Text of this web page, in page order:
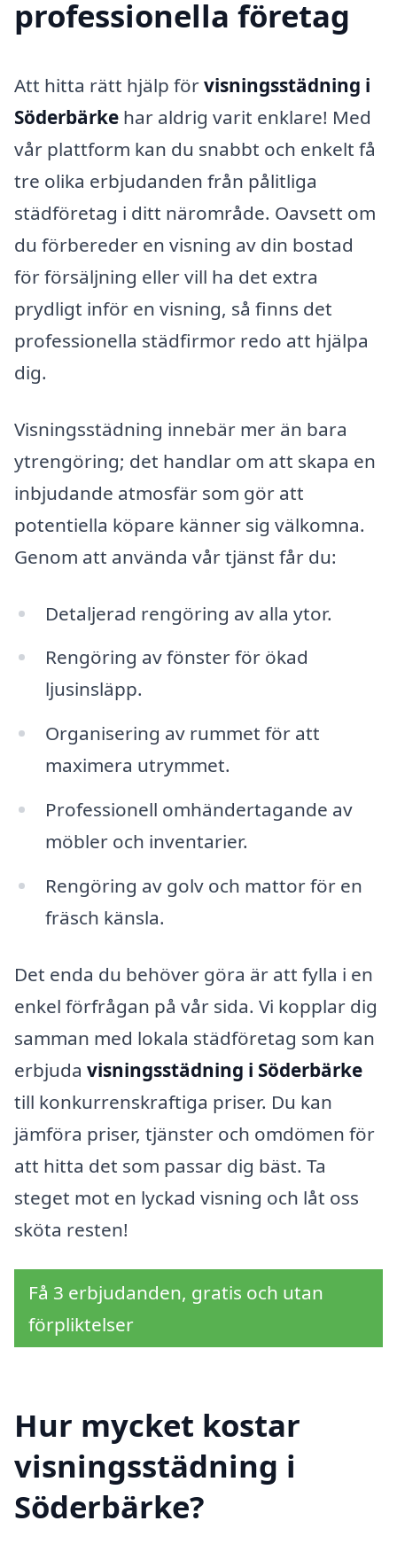
professionella företag
Att hitta rätt hjälp förvisningsstädning i
Söderbärke har aldrig varit enklare! Med
vår plattform kan du snabbt och enkelt få
tre olika erbjudanden från pålitliga
städföretag i ditt närområde. Oavsett om
du förbereder en visning av din bostad
för försäljning eller vill ha det extra
prydligt inför en visning, så finns det
professionella städfirmor redo att hjälpa
dig.
Visningsstädning innebär mer än bara
ytrengöring; det handlar om att skapa en
inbjudande atmosfär som gör att
potentiella köpare känner sig välkomna.
Genom att använda vår tjänst får du:
Detaljerad rengöring av alla ytor.
Rengöring av fönster för ökad
ljusinsläpp.
Organisering av rummet för att
maximera utrymmet.
Professionell omhändertagande av
möbler och inventarier.
Rengöring av golv och mattor för en
fräsch känsla.
Det enda du behöver göra är att fylla i en
enkel förfrågan på vår sida. Vi kopplar dig
samman med lokala städföretag som kan
erbjuda visningsstädning i Söderbärke
till konkurrenskraftiga priser. Du kan
jämföra priser, tjänster och omdömen för
att hitta det som passar dig bäst. Ta
steget mot en lyckad visning och låt oss
sköta resten!
Få 3 erbjudanden, gratis och utan
förpliktelser
Hur mycket kostar
visningsstädning i
Söderbärke?